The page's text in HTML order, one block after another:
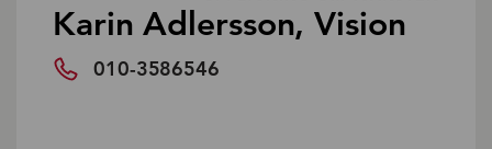
Karin Adlersson, Vision
010-3586546